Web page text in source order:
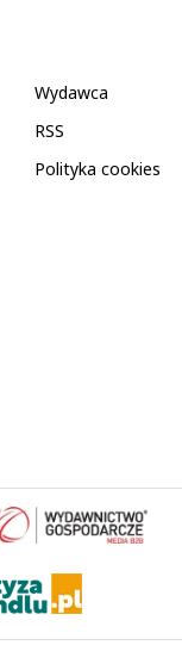
Wydawca
RSS
Polityka cookies